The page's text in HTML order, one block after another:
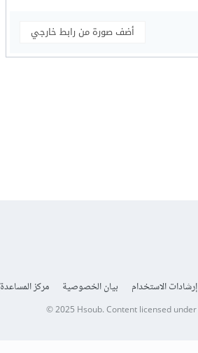
أضف صورة من رابط خارجي
إرشادات الاستخدام بيان الخصوصية مركز المساعدة
© 2025 Hsoub.Content licensed under